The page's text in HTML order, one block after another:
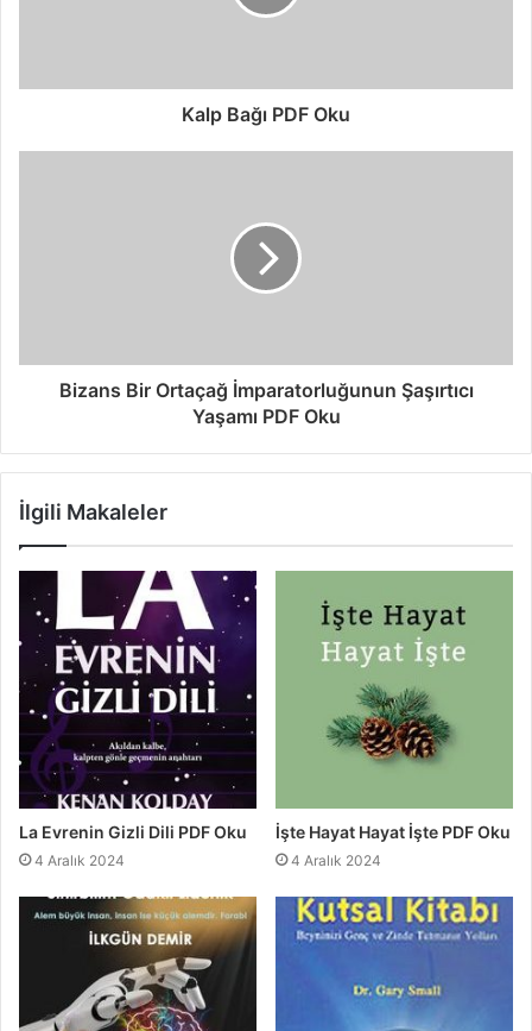
Kalp Bağı PDF Oku
Bizans Bir Ortaçağ İmparatorluğunun Şaşırtıcı
Yaşamı PDF Oku
İlgili Makaleler
La Evrenin Gizli Dili PDF Oku
4 Aralık 2024
İşte Hayat Hayat İşte PDF Oku
4 Aralık 2024